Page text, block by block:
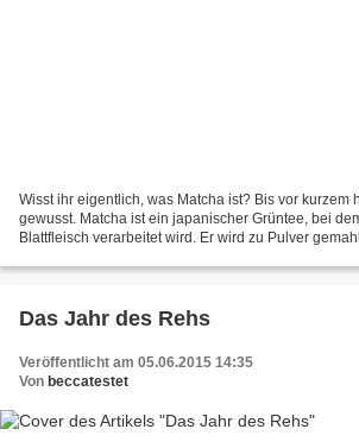
Wisst ihr eigentlich, was Matcha ist? Bis vor kurzem
gewusst. Matcha ist ein japanischer Grüntee, bei
Blattfleisch verarbeitet wird. Er wird zu Pulver
Das Jahr des Rehs
Veröffentlicht am 05.06.2015 14:35
Von beccatestet